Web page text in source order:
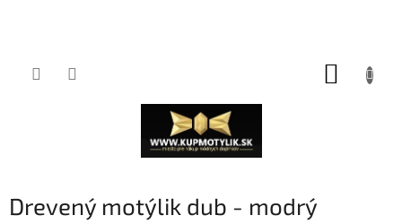
Drevený motýlik dub - modrý